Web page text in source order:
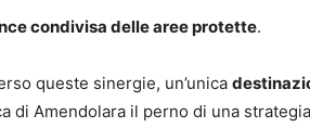
condivisa delle aree protette.
queste sinergie, un’unica
di Amendolara il perno di una